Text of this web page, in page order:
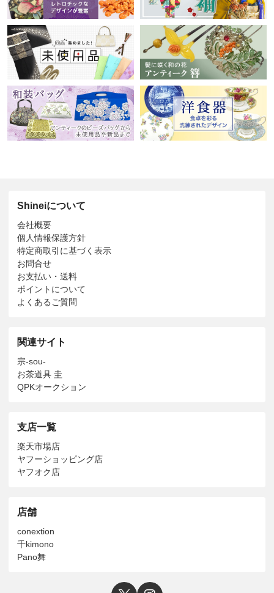
Shineiについて
会社概要
個人情報保護方針
特定商取引に基づく表示
お問合せ
お支払い・送料
ポイントについて
よくあるご質問
関連サイト
宗-sou-
お茶道具 圭
QPKオークション
支店一覧
楽天市場店
ヤフーショッピング店
ヤフオク店
店舗
conextion
千kimono
Pano舞